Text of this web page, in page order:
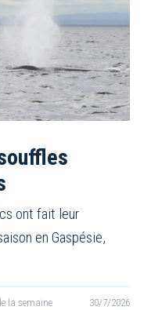
ont fait leur
en Gaspésie,
la semaine 30/7/2026